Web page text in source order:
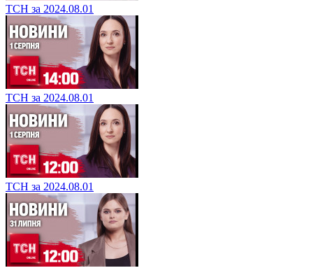
ТСН за 2024.08.01
ТСН за 2024.08.01
ТСН за 2024.08.01